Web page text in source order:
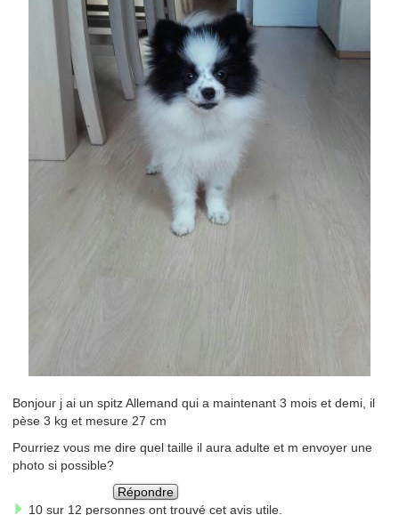
Bonjour j ai un spitz Allemand qui a maintenant 3 mois et demi, il
pèse 3 kg et mesure 27 cm
Pourriez vous me dire quel taille il aura adulte et m envoyer une
photo si possible?
Répondre
10 sur 12 personnes ont trouvé cet avis utile.